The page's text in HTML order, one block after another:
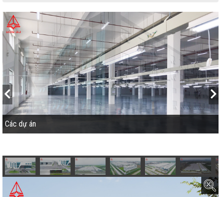
Sản xuất gạch không nung
Sản xuất ván ép phủ phim
Các dự án
Các dự án